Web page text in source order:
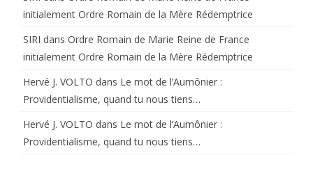
initialement Ordre Romain de la Mère Rédemptrice
SIRI dans Ordre Romain de Marie Reine de France
initialement Ordre Romain de la Mère Rédemptrice
Hervé J. VOLTO dans Le mot de l’Aumônier :
Providentialisme, quand tu nous tiens…
Hervé J. VOLTO dans Le mot de l’Aumônier :
Providentialisme, quand tu nous tiens…